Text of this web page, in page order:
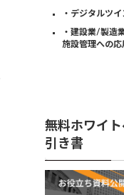
・デジタルツ
・建設業/製造
施設管理への応
無料ホワイ
引き書